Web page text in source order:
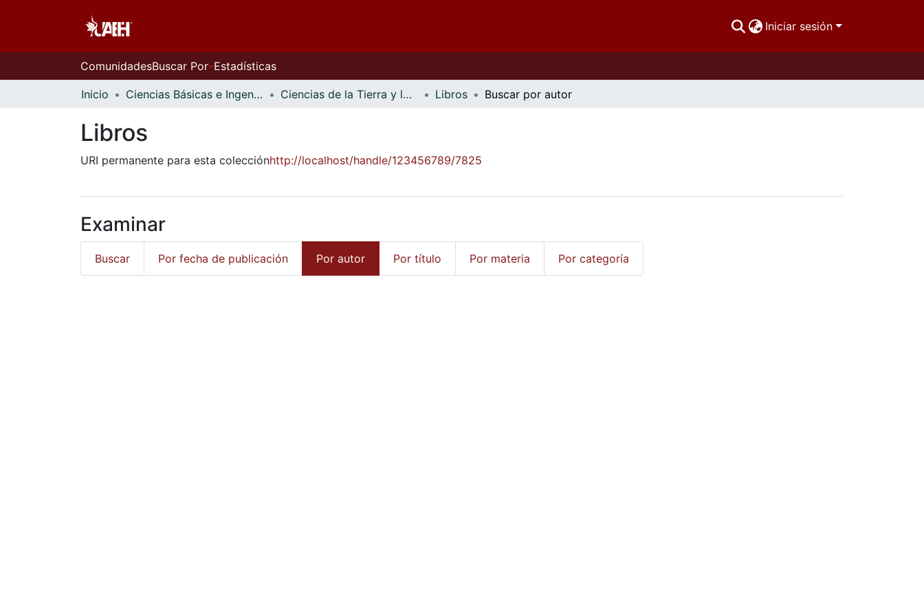
Iniciar sesión
ComunidadesBuscar Por Estadísticas
Inicio Ciencias Básicas e Ingeniería Ciencias de la Tierra y los Materiales Libros Buscar por autor
Libros
URI permanente para esta colecciónhttp://localhost/handle/123456789/7825
Examinar
Buscar Por fecha de publicación Por autor Por título Por materia Por categoría